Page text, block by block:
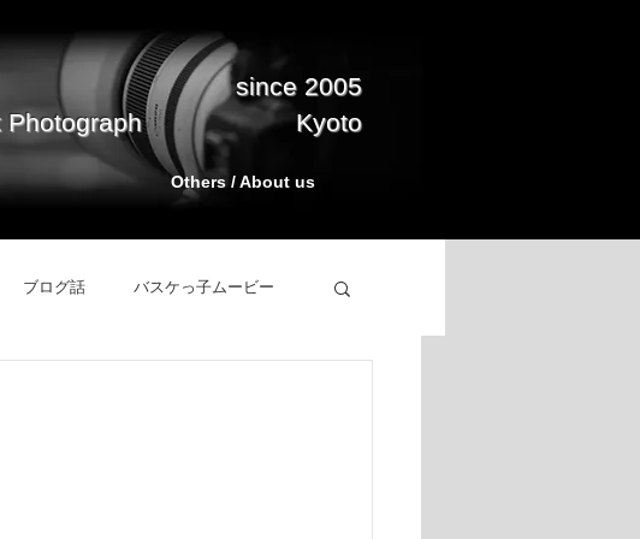
since 2005
Others / About us
Photograph Kyoto
ブログ話 バスケっ子ムービー